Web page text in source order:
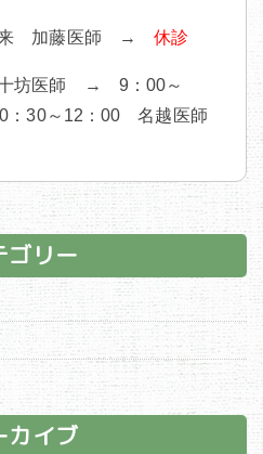
来 加藤医師 → 休診
坊医師 → 9：00～
30～12：00 名越医師
ゴリー
カイブ